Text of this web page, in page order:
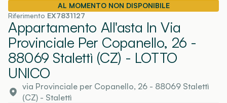
AL MOMENTO NON DISPONIBILE
Riferimento EX7831127
Appartamento All'asta In Via
Provinciale Per Copanello, 26 -
88069 Stalettì (CZ) - LOTTO
UNICO
via Provinciale per Copanello, 26 - 88069 Stalettì
(CZ)- Stalettì